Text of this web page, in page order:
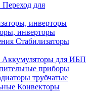
Переход для
инверторы
Стабилизаторы
Аккумуляторы для ИБП
приборы
трубчатые
Конвекторы